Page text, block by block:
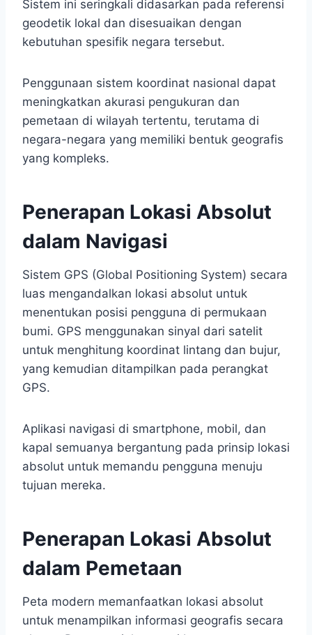
Sistem ini seringkali didasarkan pada referensi
geodetik lokal dan disesuaikan dengan
kebutuhan spesifik negara tersebut.
Penggunaan sistem koordinat nasional dapat
meningkatkan akurasi pengukuran dan
pemetaan di wilayah tertentu, terutama di
negara-negara yang memiliki bentuk geografis
yang kompleks.
Penerapan Lokasi Absolut
dalam Navigasi
Sistem GPS (Global Positioning System) secara
luas mengandalkan lokasi absolut untuk
menentukan posisi pengguna di permukaan
bumi. GPS menggunakan sinyal dari satelit
untuk menghitung koordinat lintang dan bujur,
yang kemudian ditampilkan pada perangkat
GPS.
Aplikasi navigasi di smartphone, mobil, dan
kapal semuanya bergantung pada prinsip lokasi
absolut untuk memandu pengguna menuju
tujuan mereka.
Penerapan Lokasi Absolut
dalam Pemetaan
Peta modern memanfaatkan lokasi absolut
untuk menampilkan informasi geografis secara